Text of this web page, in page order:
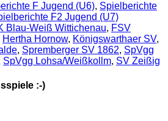
F Jugend (U6), Spielberichte
F2 Jugend (U7)
Blau-Weiß Wittichenau, FSV
Hertha Hornow, Königswarthaer SV,
, Spremberger SV 1862, SpVgg
SpVgg Lohsa/Weißkollm, SV Zeißig
:-)